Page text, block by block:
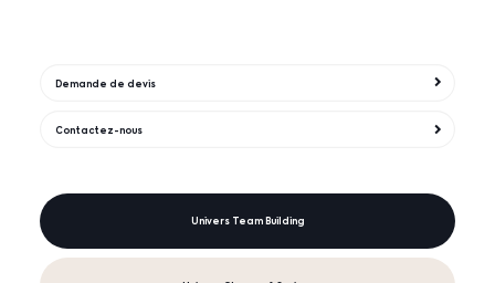
Demande de devis
Contactez-nous
Univers Team Building